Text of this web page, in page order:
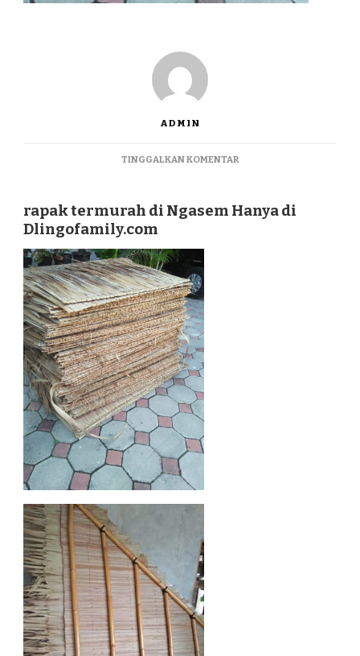
ADMIN
TINGGALKAN KOMENTARPADA
DI
NGASEM
rapak termurah di Ngasem Hanya di
Dlingofamily.com